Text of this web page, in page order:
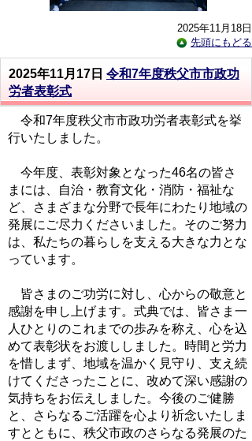
2025年11月18日
先頭にもどる
2025年11月17日 令和7年度秩父市市政功
労者表彰式
令和7年度秩父市市政功労者表彰式を挙
行いたしました。
今年度、表彰対象となった46名の皆さ
まには、自治・教育文化・消防・福祉な
ど、さまざまな分野で長年にわたり地域の
発展にご尽力くださいました。そのご努力
は、私たちの暮らしを支える大きな力とな
っています。
皆さまのご功労に対し、心からの敬意と
感謝を申し上げます。式典では、皆さま一
人ひとりのこれまでの歩みを称え、心を込
めて表彰状をお渡ししました。時間と労力
を惜しまず、地域を温かく見守り、支え続
けてくださったことに、改めて深い感謝の
気持ちをお伝えしました。今後のご健勝
と、さらなるご活躍を心より祈念いたしま
すとともに、秩父市政のさらなる発展のた